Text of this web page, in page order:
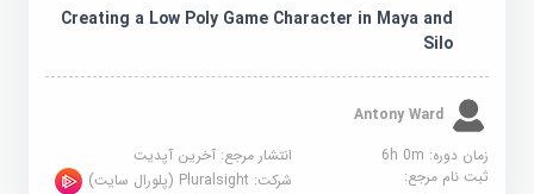
Creating a Low Poly Game Character in Maya and
Silo
Antony Ward
زمان دوره: 6h 0m
انتشار مرجع:آخرین آپدیت
ثبت نام مرجع:
شرکت:Pluralsight (پلورال سایت)